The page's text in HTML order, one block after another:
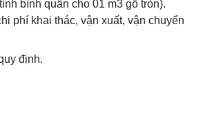
bình quân cho 01 m3 gỗ tròn).
phí khai thác, vận xuất, vận chuyển
định.